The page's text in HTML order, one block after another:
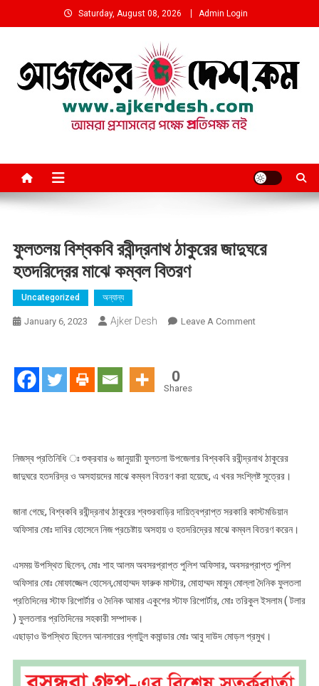
to
Saturday, August 08, 2026 Admin Login
ফুলতলয় বিশ্বকবি রবীন্দ্রনাথ ঠাকুরের জাদুঘরে
হতদরিদ্রের মাঝে কম্বল বিতরণ
Uncategorized অন্যান্য
January 6, 2023 Ajker Desh Leave A CommentOn
কম্বল
0
Shares
নিজস্ব প্রতিনিধি ঃ শুক্রবার ৬ জানুয়ারী ফুলতলা উপজেলার বিশ্বকবি রবীন্দ্রনাথ ঠাকুরের
জাদুঘরে হতদরিদ্র ও অসহায়দের মাঝে কম্বল বিতরণ করা হয়েছে, এ খবর সংশ্লিষ্ট সুত্রের।
জানা গেছে, বিশ্বকবি রবীন্দ্রনাথ ঠাকুরের শ্বশুরবাড়ির দায়িত্বপ্রাপ্ত সরকারি কাস্টমডিয়ান
অফিসার মোঃ দাবির হোসেনে নিজ প্রচেষ্টায় অসহায় ও হতদরিদ্রের মাঝে কম্বল বিতরণ করেন।
এসময় উপস্থিত ছিলেন, মোঃ শাহ আলম অবসরপ্রাপ্ত পুলিশ অফিসার, অবসরপ্রাপ্ত পুলিশ
অফিসার মোঃ মোফাজ্জেল হোসেন,মোহাম্মদ ফারুক মাস্টার, মোহাম্মদ মামুন মোল্লা দৈনিক ফুলতলা
প্রতিদিনের স্টাফ রিপোর্টার ও দৈনিক আমার একুশের স্টাফ রিপোর্টার, মোঃ তরিকুল ইসলাম ( টলার
) ফুলতলার প্রতিদিনের সহকারী সম্পাদক।
এছাড়াও উপস্থিত ছিলেন আনসারের প্লাটুল কমান্ডার মোঃ আবু দাউদ মোড়ল প্রমুখ।